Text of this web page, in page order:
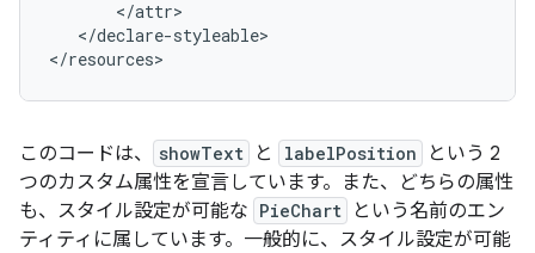
</declare-styleable>
</resources>
このコードは、 showText と labelPosition
という 2
つのカスタム属性を宣言しています。また、どちらの属性
も、スタイル設定が可能な PieChart
という名前のエン
ティティに属しています。一般的に、スタイル設定が可能